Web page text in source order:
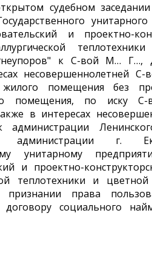
судебном
и проектно-
к С-вой М… Г…,
несовершеннолетней
помещения без
помещения, по иску
в интересах
администрации г.
унитарному
и проектно-
теплотехники и цветной
признании права
социального